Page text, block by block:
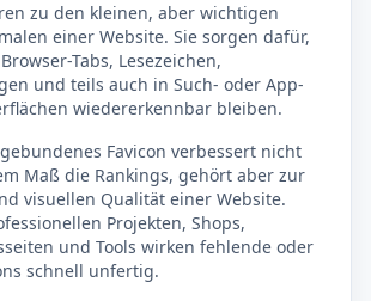
zu den kleinen, aber wichtigen
einer Website. Sie sorgen dafür,
Tabs, Lesezeichen,
und teils auch in Such- oder App-
wiedererkennbar bleiben.
Favicon verbessert nicht
Maß die Rankings, gehört aber zur
visuellen Qualität einer Website.
Projekten, Shops,
und Tools wirken fehlende oder
schnell unfertig.